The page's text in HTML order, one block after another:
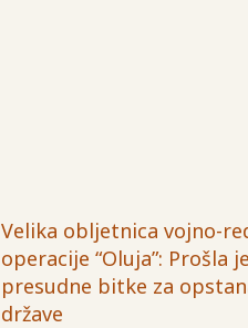
Velika obljetnica vojno-
operacije “Oluja”: Prošla
presudne bitke za
države